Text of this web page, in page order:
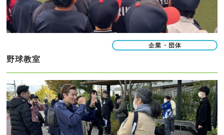
企業・団体
野球教室